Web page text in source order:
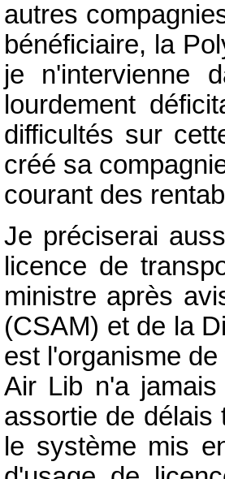
autres
bénéficiaire, la
je n'intervienne
lourdement
difficultés sur
créé sa
courant des
Je préciserai
licence de
ministre après
(CSAM) et de la
est l'organisme
Air Lib n'a
assortie de
le système mis